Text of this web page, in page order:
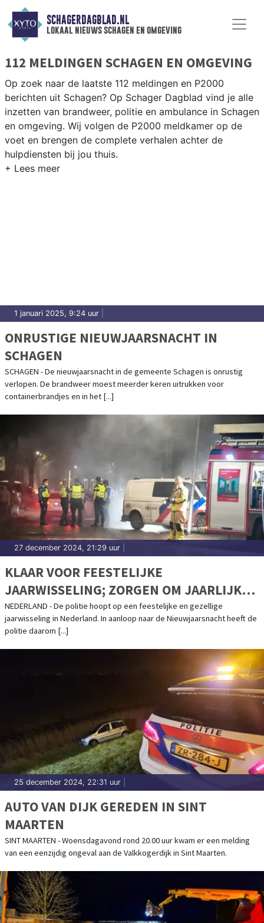
SCHAGERDAGBLAD.NL
lokaal nieuws schagen en omgeving
112 MELDINGEN SCHAGEN EN OMGEVING
Op zoek naar de laatste 112 meldingen en P2000
berichten uit Schagen? Op Schager Dagblad vind je alle
inzetten van brandweer, politie en ambulance in Schagen
en omgeving. Wij volgen de P2000 meldkamer op de
voet en brengen de complete verhalen achter de
hulpdiensten bij jou thuis.
1 januari 2025, 9:24 uur
ONRUSTIGE NIEUWJAARSNACHT IN
SCHAGEN
SCHAGEN - De nieuwjaarsnacht in de gemeente Schagen is onrustig
verlopen. De brandweer moest meerder keren uitrukken voor
containerbrandjes en in het [...]
27 december 2024, 21:29 uur
KLAAR VOOR FEESTELIJKE
JAARWISSELING; ZORGEN OM JAARLIJKS
TERUGKEREND GEWELD
NEDERLAND - De politie hoopt op een feestelijke en gezellige
jaarwisseling in Nederland. In aanloop naar de Nieuwjaarsnacht heeft de
politie daarom [...]
25 december 2024, 22:31 uur
AUTO VAN DIJK GEREDEN IN SINT
MAARTEN
SINT MAARTEN - Woensdagavond rond 20.00 uur kwam er een melding
van een eenzijdig ongeval aan de Valkkogerdijk in Sint Maarten.